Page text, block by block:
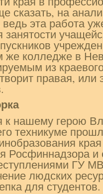
сказать, на
эта работа
занятости
же колледже в
из
правая,
к нашему герою
техникуме
Росфиннадзора
ГУ
людских
для студентов.